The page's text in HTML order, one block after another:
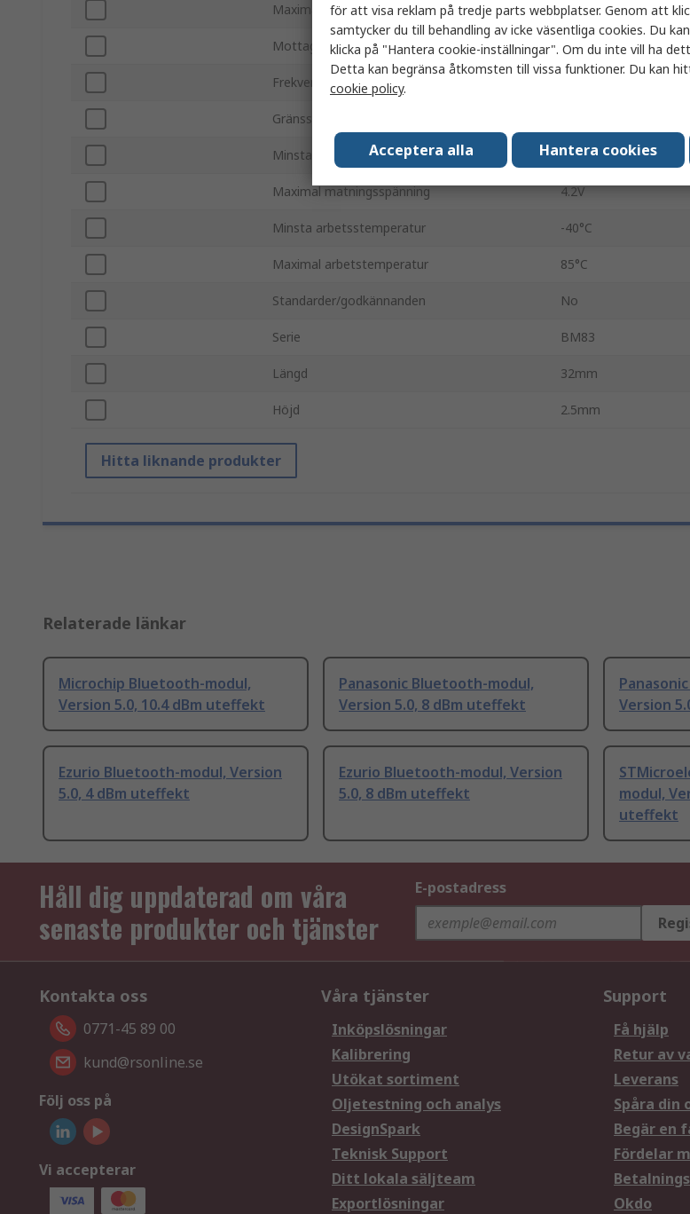
Maximal uteffekt 10.4dBm
Mottagarkänslighet -90dBm
Frekvens
Gränssnittstyp
Minsta matningsspänning 3.3V
Maximal matningsspänning 4.2V
Minsta arbetsstemperatur -40°C
Maximal arbetstemperatur 85°C
Standarder/godkännanden No
Serie BM83
Längd 32mm
Höjd 2.5mm
Hitta liknande produkter
Relaterade länkar
Microchip Bluetooth-modul,
Version 5.0, 10.4 dBm uteffekt
Panasonic Bluetooth-modul,
Version 5.0, 8 dBm uteffekt
Version
Ezurio Bluetooth-modul, Version
5.0, 4 dBm uteffekt
Ezurio Bluetooth-modul, Version
5.0, 8 dBm uteffekt
modul,
uteffekt
Håll dig uppdaterad om våra
senaste produkter och tjänster
E-postadress
Kontakta oss
0771-45 89 00
kund@rsonline.se
Följ oss på
Vi accepterar
Våra tjänster
Inköpslösningar
Kalibrering
Utökat sortiment
Oljetestning och analys
DesignSpark
Teknisk Support
Ditt lokala säljteam
Exportlösningar
Support
Få hjälp
Retur av
Leverans
Spåra din
Begär en
Fördelar
Okdo
för att visa reklam på tredje parts webbplatser. Genom att
samtycker du till behandling av icke väsentliga cookies. Du
klicka på "Hantera cookie-inställningar". Om du inte vill ha
Detta kan begränsa åtkomsten till vissa funktioner. Du kan
cookie policy.
Acceptera alla Hantera cookies